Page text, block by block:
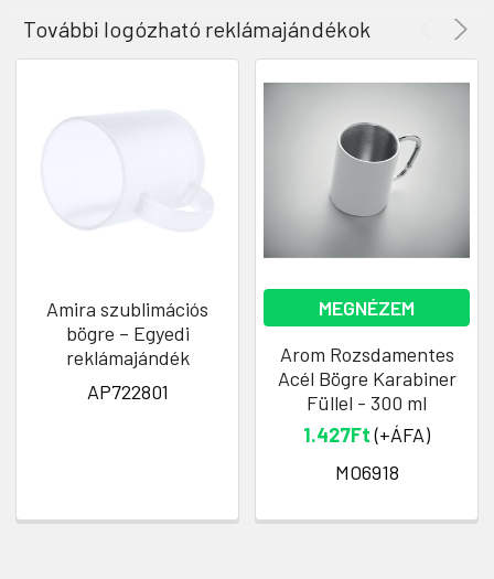
További logózható reklámajándékok
Amira szublimációs
bögre – Egyedi
reklámajándék
AP722801
MEGNÉZEM
Arom Rozsdamentes
Acél Bögre Karabiner
Füllel - 300 ml
1.427Ft(+ÁFA)
MO6918